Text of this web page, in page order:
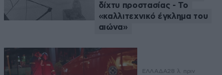
δίχτυ προστασίας - Το
«καλλιτεχνικό έγκλημα του
αιώνα»
ΕΛΛΑΔΑ28 λ. πριν